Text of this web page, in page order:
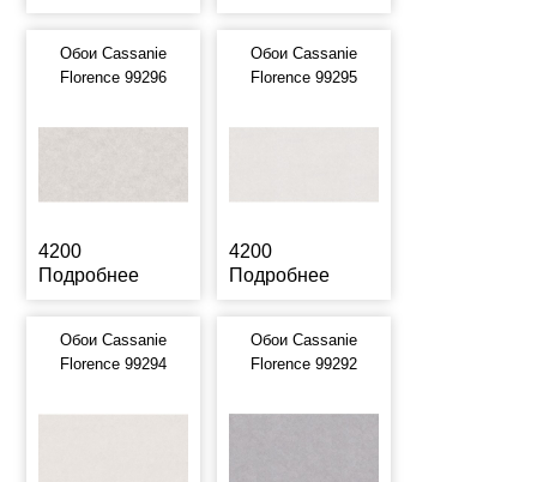
Обои Cassanie
Florence 99296
4200
Подробнее
Обои Cassanie
Florence 99295
4200
Подробнее
Обои Cassanie
Florence 99294
Обои Cassanie
Florence 99292